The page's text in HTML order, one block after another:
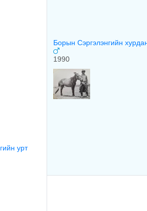
урт
Борын Сэргэлэнгийн
1990